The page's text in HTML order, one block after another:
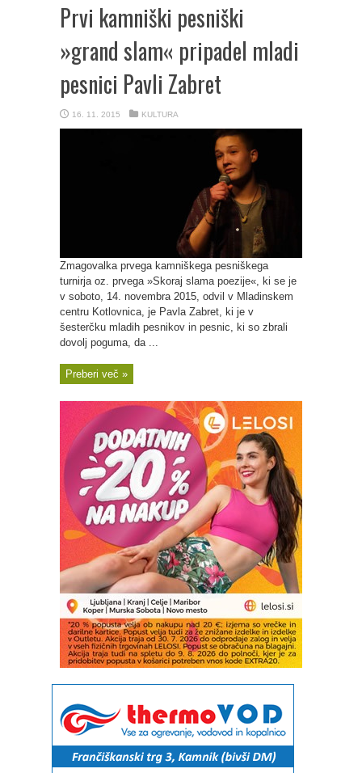
Prvi kamniški pesniški
»grand slam« pripadel mladi
pesnici Pavli Zabret
16. 11. 2015 KULTURA
Zmagovalka prvega kamniškega pesniškega
turnirja oz. prvega »Skoraj slama poezije«, ki se je
v soboto, 14. novembra 2015, odvil v Mladinskem
centru Kotlovnica, je Pavla Zabret, ki je v
šesterčku mladih pesnikov in pesnic, ki so zbrali
dovolj poguma, da ...
Preberi več »